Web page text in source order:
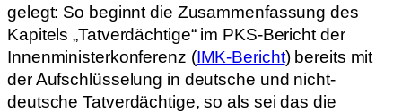
gelegt: So beginnt die Zusammenfassung des
Kapitels „Tatverdächtige“ im PKS-Bericht der
Innenministerkonferenz (IMK-Bericht) bereits mit
der Aufschlüsselung in deutsche und nicht-
deutsche Tatverdächtige, so als sei das die